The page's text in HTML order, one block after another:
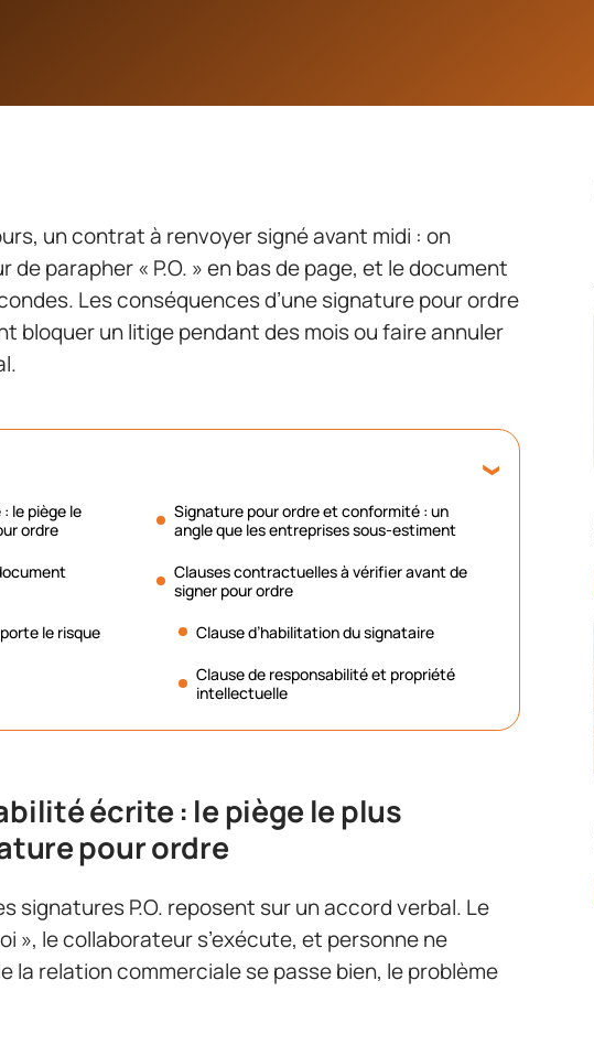
un contrat à renvoyer signé avant midi : on
parapher « P.O. » en bas de page, et le document
Les conséquences d’une signature pour ordre
bloquer un litige pendant des mois ou faire annuler
le piège le
ordre
le risque
Signature pour ordre et conformité : un
angle que les entreprises sous-estiment
Clauses contractuelles à vérifier avant de
signer pour ordre
Clause d’habilitation du signataire
Clause de responsabilité et propriété
intellectuelle
écrite : le piège le plus
pour ordre
signatures P.O. reposent sur un accord verbal. Le
», le collaborateur s’exécute, et personne ne
la relation commerciale se passe bien, le problème